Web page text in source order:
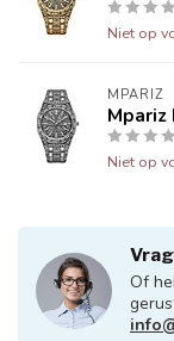
Niet op
MPARIZ
Mpariz
Niet op
Of